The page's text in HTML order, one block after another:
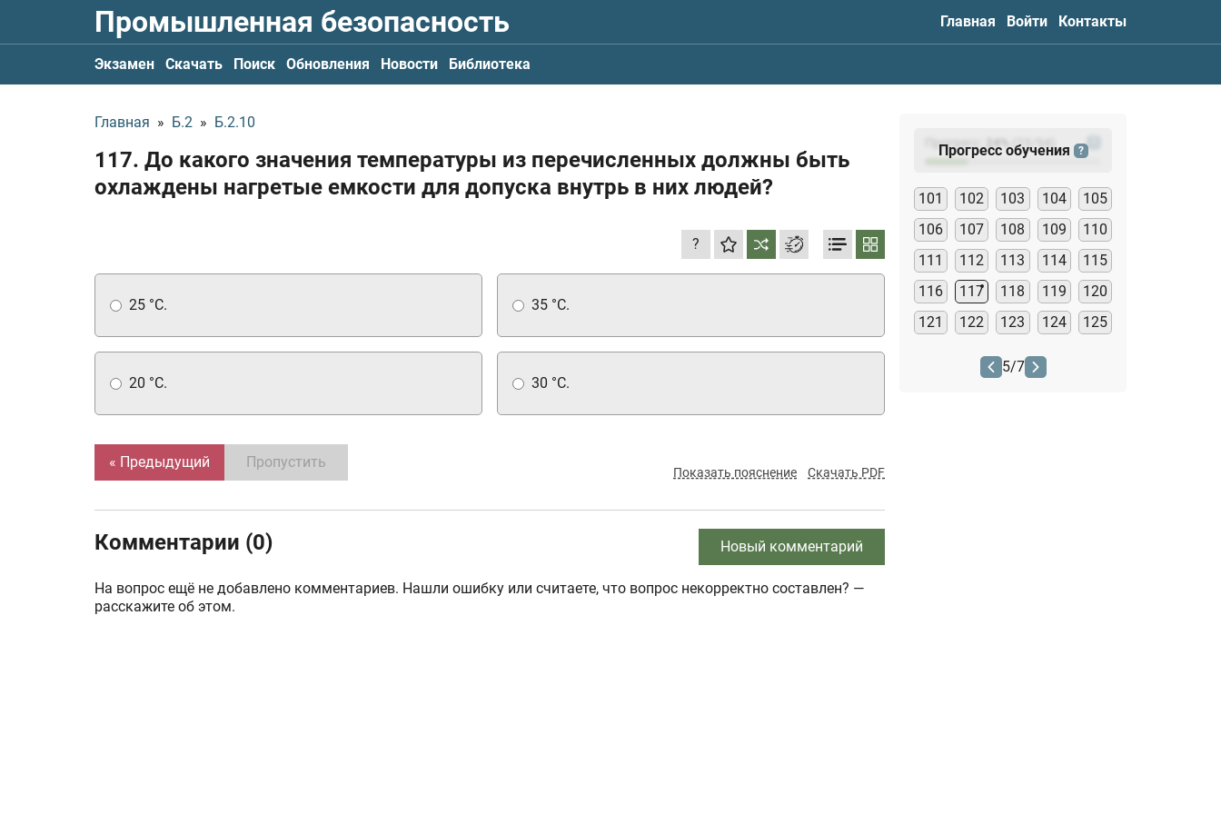
Промышленная безопасность Главная Войти Контакты
Экзамен Скачать Поиск Обновления Новости Библиотека
Главная » Б.2 » Б.2.10
117. До какого значения температуры из перечисленных должны быть
охлаждены нагретые емкости для допуска внутрь в них людей?
?
30 °C.
35 °C.
20 °C.
25 °C.
« Предыдущий Пропустить
Показать пояснение Скачать PDF
Комментарии (0) Новый комментарий
На вопрос ещё не добавлено комментариев. Нашли ошибку или считаете, что вопрос некорректно составлен? —
расскажите об этом.
Прогресс: (23
Прогресс обучения ?
101 102 103 104
105
106
107 108 109
110
111
112 113 114
115
116
117 118 119
120
121
122 123 124 125
5/7